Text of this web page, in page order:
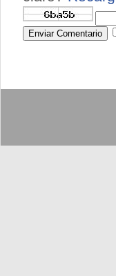
Enviar Comentario